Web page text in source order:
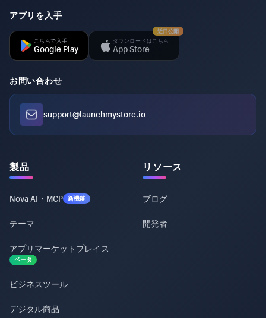
アプリを入手
こちらで入手
Google Play
ダウンロードはこちら
App Store
近日公開
お問い合わせ
support@launchmystore.io
製品
Nova AI・MCP 新機能
テーマ
アプリマーケットプレイス
ベータ
ビジネスツール
デジタル商品
リソース
ブログ
開発者